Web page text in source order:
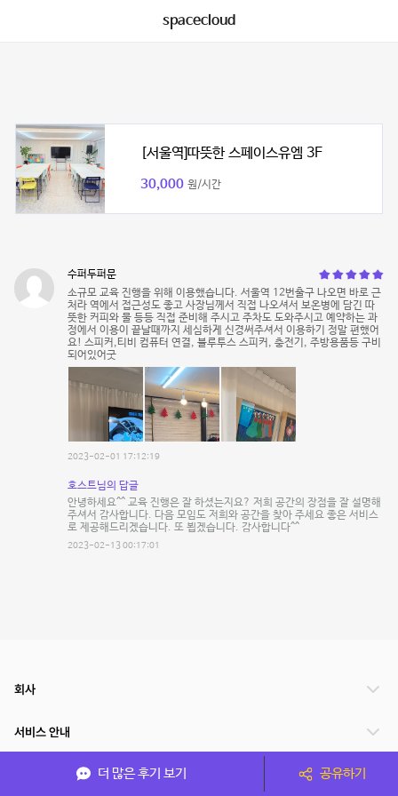
spacecloud
[서울역]따뜻한 스페이스유엠 3F
30,000 원/시간
수퍼두퍼문
소규모 교육 진행을 위해 이용했습니다. 서울역 12번출구 나오면 바로 근
처라 역에서 접근성도 좋고 사장님께서 직접 나오셔서 보온병에 담긴 따
뜻한 커피와 물 등등 직접 준비해 주시고 주차도 도와주시고 예약하는 과
정에서 이용이 끝날때까지 세심하게 신경써주셔서 이용하기 정말 편했어
요! 스피커,티비 컴퓨터 연결, 블루투스 스피커, 충전기, 주방용품등 구비
되어있어굿
2023-02-01 17:12:19
호스트님의 답글
안녕하세요^^ 교육 진행은 잘 하셨는지요? 저희 공간의 장점을 잘 설명해
주셔서 감사합니다. 다음 모임도 저희와 공간을 찾아 주세요 좋은 서비스
로 제공해드리겠습니다. 또 뵙겠습니다. 감사합니다^^
2023-02-13 00:17:01
더 많은 후기 보기 공유하기
회사
서비스 안내